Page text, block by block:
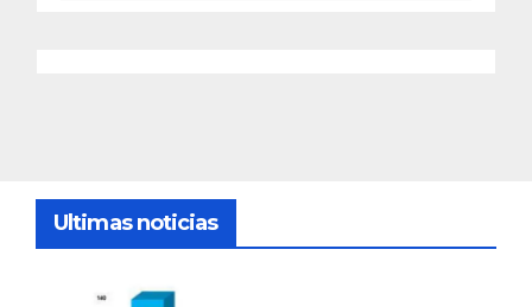
Ultimas noticias